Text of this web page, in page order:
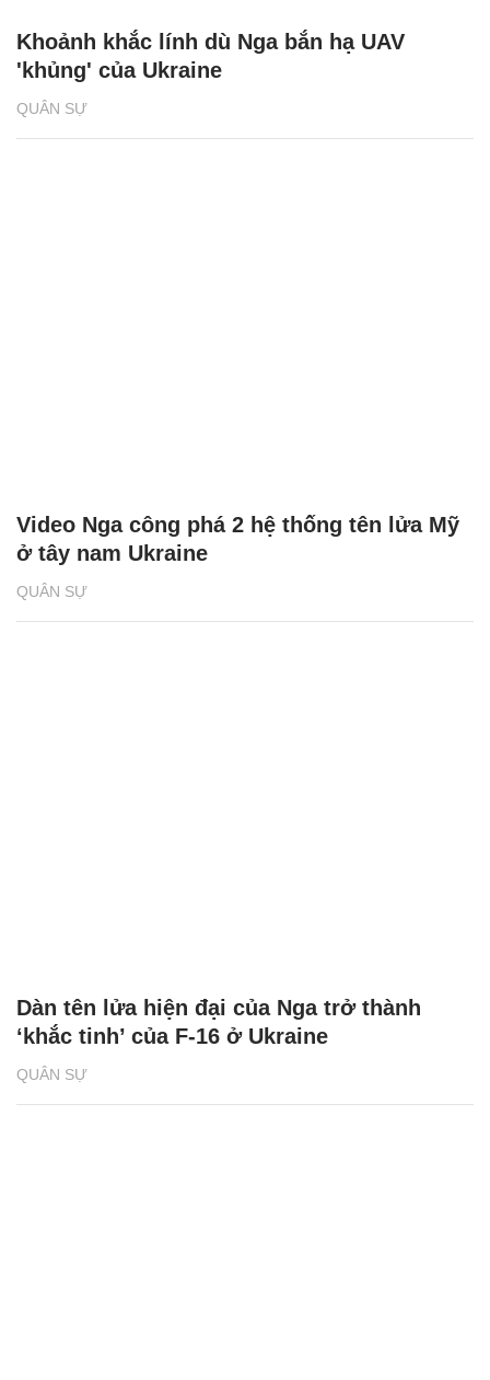
QUÂN SỰ
Khoảnh khắc lính dù Nga bắn hạ UAV
'khủng' của Ukraine
QUÂN SỰ
Video Nga công phá 2 hệ thống tên lửa Mỹ
ở tây nam Ukraine
QUÂN SỰ
Dàn tên lửa hiện đại của Nga trở thành
‘khắc tinh’ của F-16 ở Ukraine